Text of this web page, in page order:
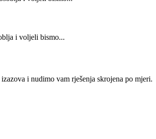
i voljeli bismo...
i nudimo vam rješenja skrojena po mjeri.